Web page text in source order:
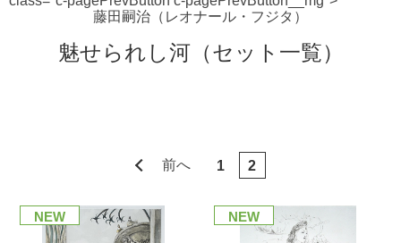
藤田嗣治（レオナール・フジタ）
魅せられし河（セット一覧）
前へ 1 2
NEW NEW